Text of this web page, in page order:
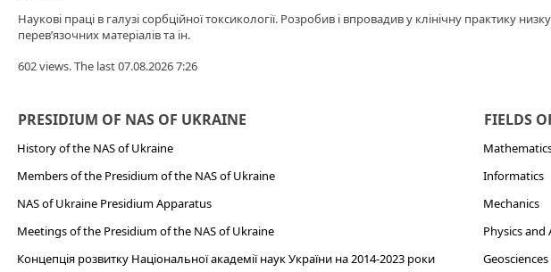
Наукові праці в галузі сорбційної токсикології. Розробив і впровадив у клінічну практику
перев’язочних матеріалів та ін.
602 views. The last 07.08.2026 7:26
PRESIDIUM OF NAS OF UKRAINE
History of the NAS of Ukraine
Members of the Presidium of the NAS of Ukraine
NAS of Ukraine Presidium Apparatus​
Meetings of the Presidium of the NAS of Ukraine
Концепція розвитку Національної академії наук України на 2014-2023 роки
FIELDS
Informatics
Mechanics
Physics
Geosciences